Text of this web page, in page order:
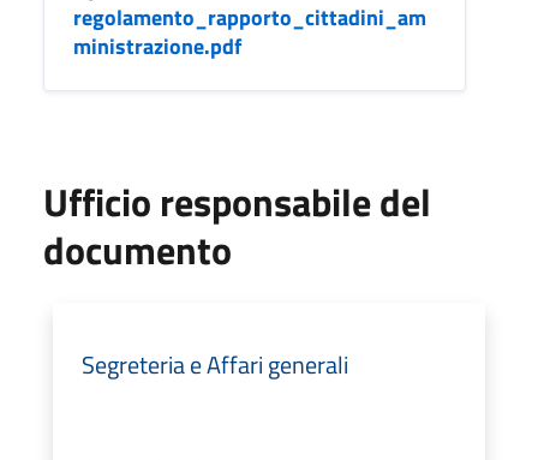
regolamento_rapporto_cittadini_am
ministrazione.pdf
Ufficio responsabile del
documento
Segreteria e Affari generali